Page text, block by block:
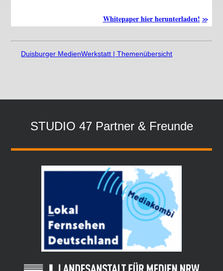
Whitepaper hier herunterladen!
Duisburger MedienWerkstatt | Themenübersicht
STUDIO 47 Partner & Freunde